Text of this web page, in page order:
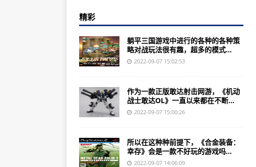
精彩
躺平三国游戏中进行的各种的各种策
略对战玩法很有趣，超多的模式...
2022-09-07 15:02:53
作为一款正版敢达射击网游，《机动
战士敢达OL》一直以来都在不断...
2022-09-07 15:00:26
所以在这种种前提下，《合金装备：
幸存》会是一款不好玩的游戏吗...
2022-09-07 14:06:09